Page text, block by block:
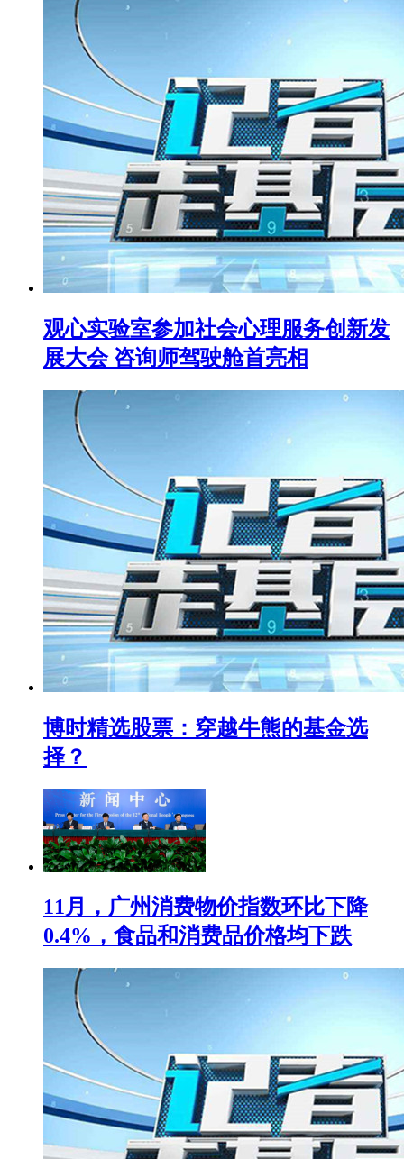
观心实验室参加社会心理服务创新发
展大会 咨询师驾驶舱首亮相
博时精选股票：穿越牛熊的基金选
择？
11月，广州消费物价指数环比下降
0.4%，食品和消费品价格均下跌